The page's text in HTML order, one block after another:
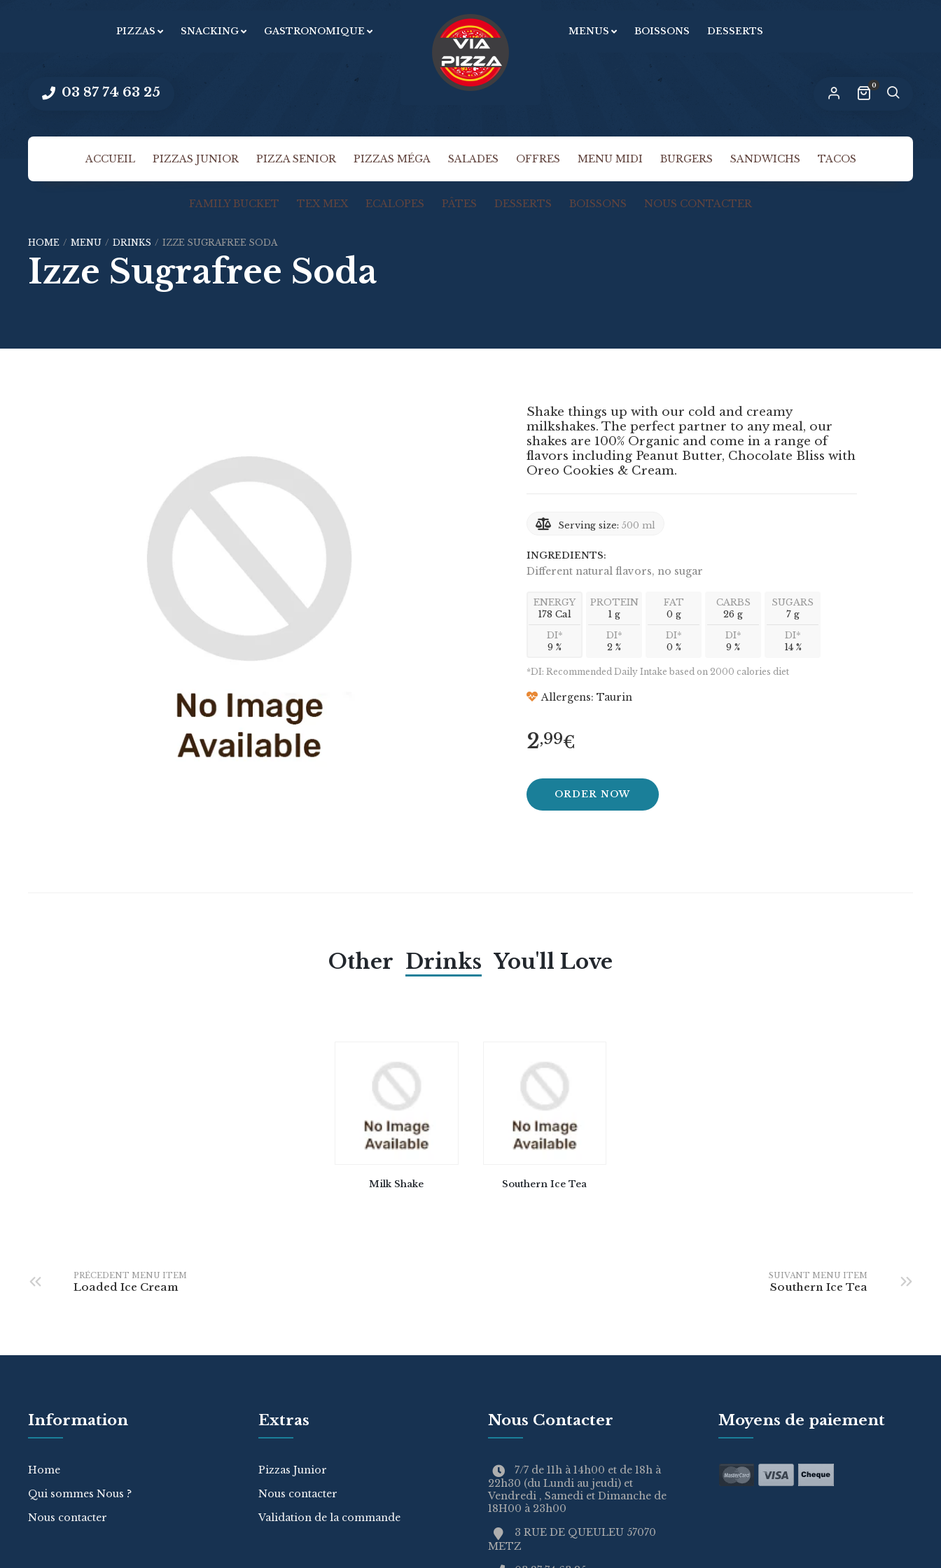
MENUS BOISSONS DESSERTS
PIZZAS SNACKING GASTRONOMIQUE
03 87 74 63 25 0
OBLIGATOIRE
Mot de passe perdu ?
e-mail.
gérer l’accès à votre compte, et pour d’autres raisons
S’INSCRIRE
ACCUEIL PIZZAS JUNIOR PIZZA SENIOR PIZZAS MÉGA SALADES OFFRES MENU MIDI BURGERS SANDWICHS TACOS
FAMILY BUCKET TEX MEX ECALOPES PÂTES DESSERTS BOISSONS NOUS CONTACTER
HOME / MENU / DRINKS / IZZE SUGRAFREE SODA
Izze Sugrafree Soda
Shake things up with our cold and creamy
milkshakes. The perfect partner to any meal, our
shakes are 100% Organic and come in a range of
flavors including Peanut Butter, Chocolate Bliss with
Oreo Cookies & Cream.
Serving size: 500 ml
INGREDIENTS:
Different natural flavors, no sugar
ENERGY
178 Cal
DI*
9 %
PROTEIN
1 g
DI*
2 %
FAT
0 g
DI*
0 %
CARBS
26 g
DI*
9 %
SUGARS
7 g
DI*
14 %
*DI: Recommended Daily Intake based on 2000 calories diet
Allergens: Taurin
2,99€
ORDER NOW
Other Drinks You'll Love
Milk Shake Southern Ice Tea
PRÉCEDENT MENU ITEM
Loaded Ice Cream
SUIVANT MENU ITEM
Southern Ice Tea
Information
Home
Qui sommes Nous ?
Nous contacter
Extras
Pizzas Junior
Nous contacter
Validation de la commande
Nous Contacter
7/7 de 11h à 14h00 et de 18h à
22h30 (du Lundi au jeudi) et
Vendredi , Samedi et Dimanche de
18H00 à 23h00
3 RUE DE QUEULEU 57070
METZ
Moyens de paiement